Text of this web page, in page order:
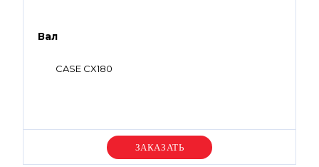
Вал
CASE CX180
Уточняйте цену